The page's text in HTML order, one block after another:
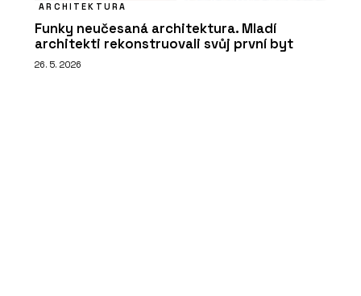
ARCHITEKTURA
Funky neučesaná architektura. Mladí
architekti rekonstruovali svůj první byt
26. 5. 2026